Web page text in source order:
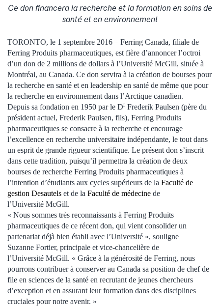
Ce don financera la recherche et la formation en soins de
santé et en environnement
TORONTO, le 1 septembre 2016 – Ferring Canada, filiale de
Ferring Produits pharmaceutiques, est fière d’annoncer l’octroi
d’un don de 2 millions de dollars à l’Université McGill, située à
Montréal, au Canada. Ce don servira à la création de bourses pour
la recherche en santé et en leadership en santé de même que pour
la recherche en environnement dans l’Arctique canadien.
Depuis sa fondation en 1950 par le Dr Frederik Paulsen (père du
président actuel, Frederik Paulsen, fils), Ferring Produits
pharmaceutiques se consacre à la recherche et encourage
l’excellence en recherche universitaire indépendante, le tout dans
un esprit de grande rigueur scientifique. Le présent don s’inscrit
dans cette tradition, puisqu’il permettra la création de deux
bourses de recherche Ferring Produits pharmaceutiques à
l’intention d’étudiants aux cycles supérieurs de la Faculté de
gestion Desautels et de la Faculté de médecine de
l’Université McGill.
« Nous sommes très reconnaissants à Ferring Produits
pharmaceutiques de ce récent don, qui vient consolider un
partenariat déjà bien établi avec l’Université », souligne
Suzanne Fortier, principale et vice-chancelière de
l’Université McGill. « Grâce à la générosité de Ferring, nous
pourrons contribuer à conserver au Canada sa position de chef de
file en sciences de la santé en recrutant de jeunes chercheurs
d’exception et en assurant leur formation dans des disciplines
cruciales pour notre avenir. »